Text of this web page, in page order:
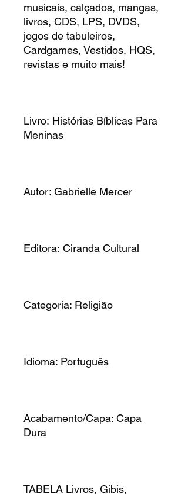
musicais, calçados, mangas,
livros, CDS, LPS, DVDS,
jogos de tabuleiros,
Cardgames, Vestidos, HQS,
revistas e muito mais!
Livro: Histórias Bíblicas Para
Meninas
Autor: Gabrielle Mercer
Editora: Ciranda Cultural
Categoria: Religião
Idioma: Português
Acabamento/Capa: Capa
Dura
TABELA Livros, Gibis,